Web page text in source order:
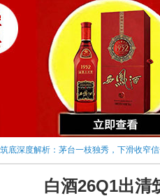
底深度解析：茅台一枝独秀，下滑收窄
白酒26Q1出清